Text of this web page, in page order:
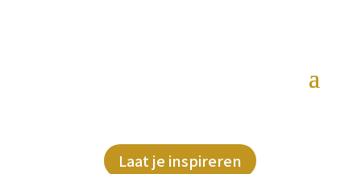
Laat je inspireren